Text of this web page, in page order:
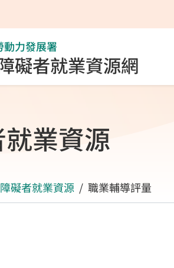
動力發展署
礙者就業資源網
業資源
礙者就業資源 職業輔導評量